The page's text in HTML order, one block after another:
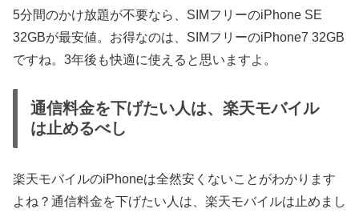
5分間のかけ放題が不要なら、SIMフリーのiPhone SE
32GBが最安値。お得なのは、SIMフリーのiPhone7 32GB
ですね。3年後も快適に使えると思いますよ。
通信料金を下げたい人は、楽天モバイル
は止めるべし
楽天モバイルのiPhoneは全然安くないことがわかります
よね？通信料金を下げたい人は、楽天モバイルは止めまし